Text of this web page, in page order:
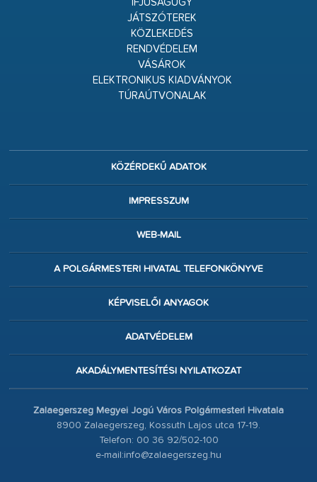
IFJÚSÁGÜGY
JÁTSZÓTEREK
KÖZLEKEDÉS
RENDVÉDELEM
VÁSÁROK
ELEKTRONIKUS KIADVÁNYOK
TÚRAÚTVONALAK
KÖZÉRDEKŰ ADATOK
IMPRESSZUM
WEB-MAIL
A POLGÁRMESTERI HIVATAL TELEFONKÖNYVE
KÉPVISELŐI ANYAGOK
ADATVÉDELEM
AKADÁLYMENTESÍTÉSI NYILATKOZAT
Zalaegerszeg Megyei Jogú Város Polgármesteri Hivatala
8900 Zalaegerszeg, Kossuth Lajos utca 17-19.
Telefon: 00 36 92/502-100
e-mail:info@zalaegerszeg.hu